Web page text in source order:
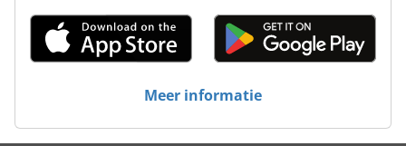
Meer informatie